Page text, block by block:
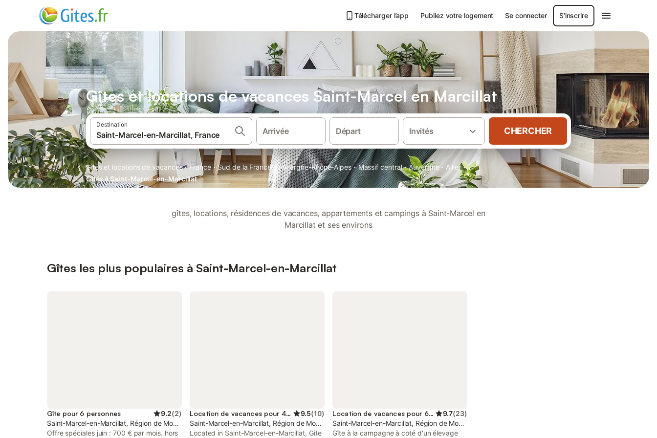
Télécharger l’app Publiez votre logement Se connecter S'inscrire
Gîtes et locations de vacances Saint-Marcel en Marcillat
Destination
Arrivée Départ Invités CHERCHER
Gîtes et locations de vacances · France · Sud de la France · Auvergne-Rhône-Alpes · Massif central · Auvergne · Allier ·
Gîtes à Saint-Marcel-en-Marcillat
gîtes, locations, résidences de vacances, appartements et campings à Saint-Marcel en
Marcillat et ses environs
Gîtes les plus populaires à Saint-Marcel-en-Marcillat
Gîte pour 6 personnes 9.2(2)
Saint-Marcel-en-Marcillat, Région de Montluçon
Offre spéciales juin : 700 € par mois. hors
Location de vacances pour 4 personnes 9.5(10)
Saint-Marcel-en-Marcillat, Région de Montluçon
Located in Saint-Marcel-en-Marcillat, Gite
Location de vacances pour 6 personnes 9.7(23)
Saint-Marcel-en-Marcillat, Région de Montluçon
Gîte à la campagne à coté d'un élevage